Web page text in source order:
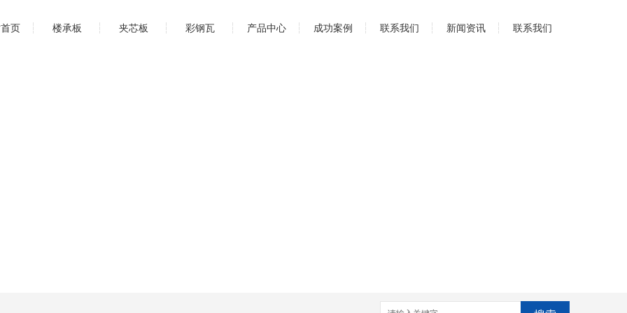
页 楼承板 夹芯板 彩钢瓦 产品中心 成功案例 联系我们 新闻资讯 联系我们